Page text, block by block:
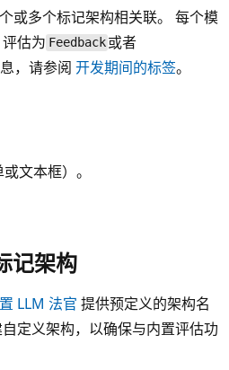
或多个标记架构相关联。 每个模
估为 Feedback 或者
，请参阅开发期间的标签。
文本框）。
记架构
LLM 法官 提供预定义的架构名
定义架构，以确保与内置评估功